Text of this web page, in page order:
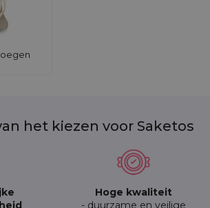
het kiezen voor Saketos
Hoge kwaliteit
- duurzame en veilige